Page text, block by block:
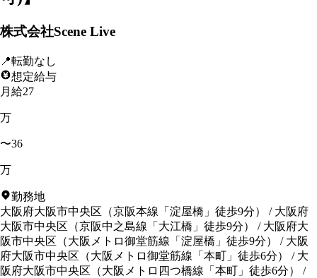
株式会社Scene Live
📍転勤なし
想定給与
月給27
万
〜36
万
勤務地
大阪府大阪市中央区 （京阪本線「淀屋橋」徒歩9分） / 大阪府
大阪市中央区 （京阪中之島線「大江橋」徒歩9分） / 大阪府大
阪市中央区 （大阪メトロ御堂筋線「淀屋橋」徒歩9分） / 大阪
府大阪市中央区 （大阪メトロ御堂筋線「本町」徒歩6分） / 大
阪府大阪市中央区 （大阪メトロ四つ橋線「本町」徒歩6分）
/